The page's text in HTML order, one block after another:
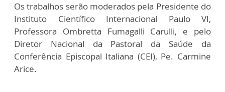
Os trabalhos serão moderados pela Presidente do
Instituto Científico Internacional Paulo VI,
Professora Ombretta Fumagalli Carulli, e pelo
Diretor Nacional da Pastoral da Saúde da
Conferência Episcopal Italiana (CEI), Pe. Carmine
Arice.